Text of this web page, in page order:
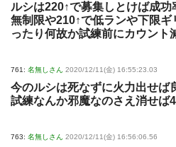
ルシは220↑で募集しとけば成功
無制限や210↑で低ランや下限
ったり何故か試練前にカウント
761: 名無しさん 2020/12/11(金) 16:55:23.03
今のルシは死なずに火力出せば
試練なんか邪魔なのさえ消せば
763: 名無しさん 2020/12/11(金) 16:56:06.56